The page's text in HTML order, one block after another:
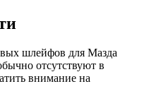
шлейфов для Мазда
отсутствуют в
внимание на